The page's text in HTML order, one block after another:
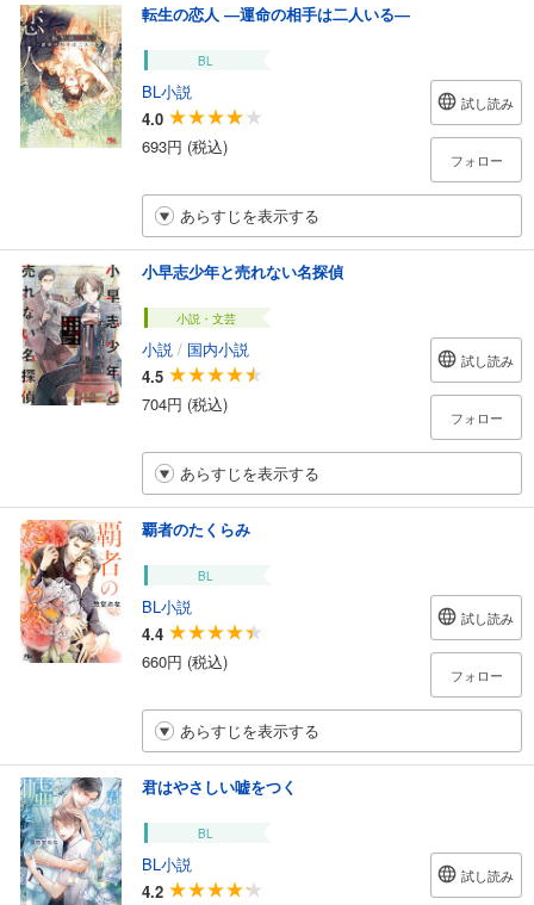
転生の恋人 ―運命の相手は二人いる―
BL
BL小説
4.0
693円 (税込)
試し読み
フォロー
あらすじを表示する
小早志少年と売れない名探偵
小説・文芸
小説 / 国内小説
4.5
704円 (税込)
試し読み
フォロー
あらすじを表示する
覇者のたくらみ
BL
BL小説
4.4
660円 (税込)
試し読み
フォロー
あらすじを表示する
君はやさしい嘘をつく
BL
BL小説
4.2
試し読み